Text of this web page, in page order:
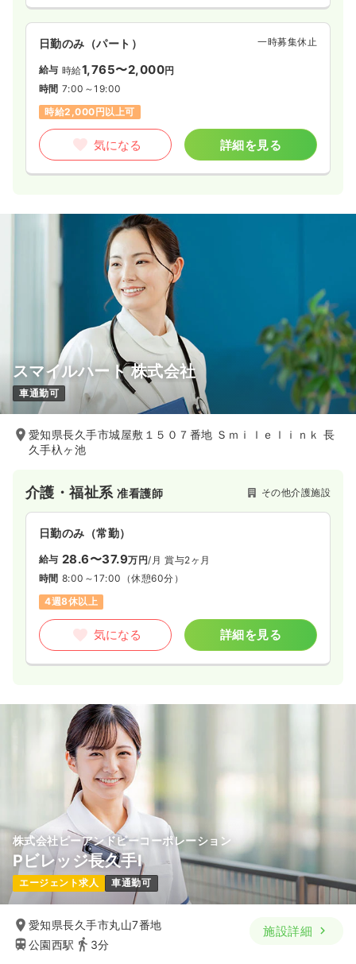
日勤のみ（パート） 一時募集休止
給与 時給1,765〜2,000円
時間 7:00～19:00
時給2,000円以上可
気になる 詳細を見る
スマイルハート 株式会社
車通勤可
愛知県長久手市城屋敷１５０７番地 Ｓｍｉｌｅｌｉｎｋ 長
久手杁ヶ池
介護・福祉系准看護師 その他介護施設
日勤のみ（常勤）
給与 28.6〜37.9万円/月 賞与2ヶ月
時間 8:00～17:00 （休憩60分）
4週8休以上
気になる 詳細を見る
株式会社ピーアンドピーコーポレーション
Pビレッジ長久手Ⅰ
エージェント求人 車通勤可
愛知県長久手市丸山7番地
公園西駅
3分
施設詳細